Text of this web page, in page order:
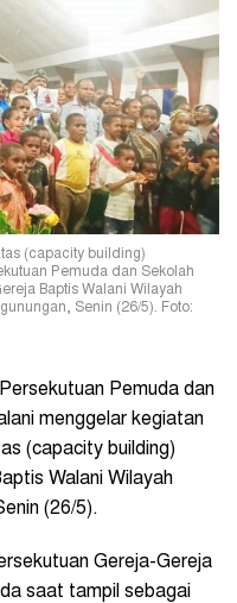
(capacity building)
Pemuda dan Sekolah
Baptis Walani Wilayah
Senin (26/5). Foto:
Pemuda dan
menggelar kegiatan
(capacity building)
Walani Wilayah
(26/5).
Gereja-Gereja
saat tampil sebagai